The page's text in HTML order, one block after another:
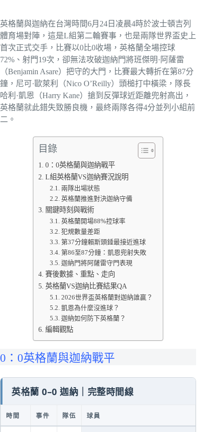
英格蘭與迦納在台灣時間6月24日凌晨4時於波士頓吉列
體育場對陣，這是L組第二輪賽事，也是兩隊世界盃史上
首次正式交手，比賽以0比0收場，英格蘭全場控球
72%、射門19次，卻無法攻破迦納門將班傑明·阿薩雷
（Benjamin Asare）把守的大門，比賽最大轉折在第87分
鐘，尼可·歐萊利（Nico O’Reilly）頭槌打中橫梁，隊長
哈利·凱恩（Harry Kane）搶到反彈球近距離兜射高出，
英格蘭就此錯失致勝良機，最終兩隊各得4分並列小組前
二。
目錄
0：0英格蘭與迦納戰平
L組英格蘭VS迦納賽況說明
兩隊出場狀態
英格蘭推進對決迦納守備
關鍵時刻與戰術
英格蘭開場88%控球率
犯規數量差距
第37分鐘賴斯頭錘最接近進球
第86至87分鐘：凱恩兜射失敗
迦納門將阿薩雷守門表現
賽後數據、重點、走向
英格蘭VS迦納比賽結果QA
2026世界盃英格蘭對迦納誰贏？
凱恩為什麼沒進球？
迦納如何防下英格蘭？
編輯觀點
0：0英格蘭與迦納戰平
英格蘭 0–0 迦納｜完整時間線
時間 事件 隊伍 球員